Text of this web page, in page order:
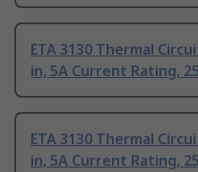
ETA 3130 Thermal
in, 5A Current Rating,
ETA 3130 Thermal
in, 5A Current Rating,